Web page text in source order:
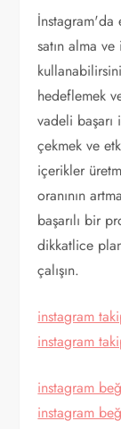
satın alma
hedeflemek
vadeli
çekmek ve
içerikler
oranının
başarılı bir
dikkatlice
çalışın.
instagram
instagram
instagram
instagram